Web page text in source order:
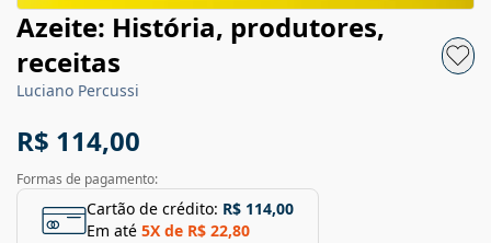
Azeite: História, produtores,
receitas
Luciano Percussi
R$ 114,00
Formas de pagamento:
Cartão de crédito: R$ 114,00
Em até 5X de R$ 22,80